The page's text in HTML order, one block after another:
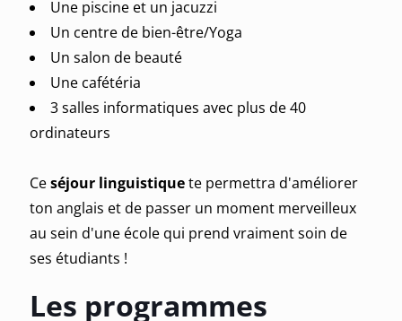
Une piscine et un jacuzzi
Un centre de bien-être/Yoga
Un salon de beauté
Une cafétéria
3 salles informatiques avec plus de 40
ordinateurs
Ceséjour linguistiquete permettra d'améliorer
ton anglais et de passer un moment merveilleux
au sein d'une école qui prend vraiment soin de
ses étudiants !
Les programmes